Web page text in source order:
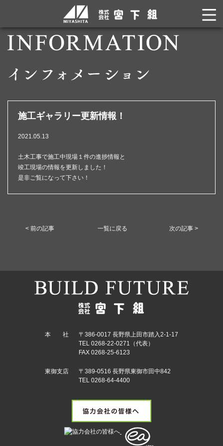
施工ギャラリー更新情報！
2021.05.13
土木工事で施工中現場１件の進捗情報と
竣工現場の情報を更新しました！
是非ご覧になって下さい！
< 前の記事 一覧に戻る 次の記事 >
本 社
〒386-0017 長野県上田市踏入2-1-17
TEL 0268-22-0271（代表）
FAX 0268-25-6123
東御支店
〒389-0516 長野県東御市田中842
TEL 0268-64-4400